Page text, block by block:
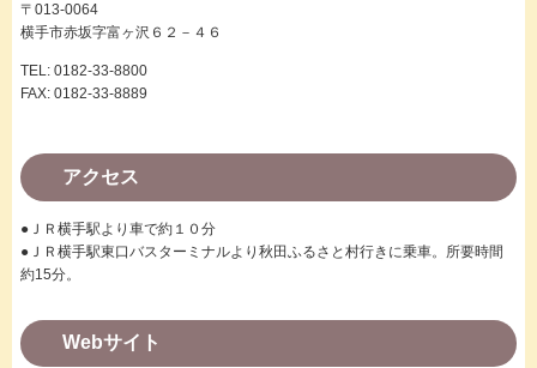
〒013-0064
横手市赤坂字富ヶ沢６２－４６
TEL: 0182-33-8800
FAX: 0182-33-8889
アクセス
●ＪＲ横手駅より車で約１０分
●ＪＲ横手駅東口バスターミナルより秋田ふるさと村行きに乗車。所要時間
約15分。
Webサイト